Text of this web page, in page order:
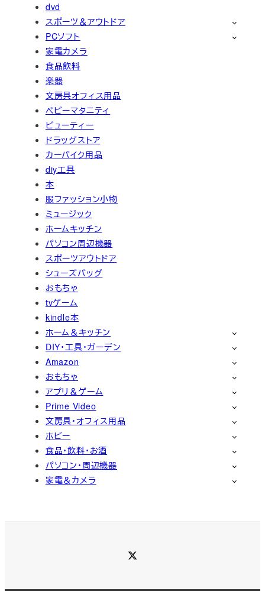
dvd
スポーツ＆アウトドア
PCソフト
家電カメラ
食品飲料
楽器
文房具オフィス用品
ベビーマタニティ
ビューティー
ドラッグストア
カーバイク用品
diy工具
本
服ファッション小物
ミュージック
ホームキッチン
パソコン周辺機器
スポーツアウトドア
シューズバッグ
おもちゃ
tvゲーム
kindle本
ホーム＆キッチン
DIY・工具・ガーデン
Amazon
おもちゃ
アプリ＆ゲーム
Prime Video
文房具・オフィス用品
ホビー
食品・飲料・お酒
パソコン・周辺機器
家電＆カメラ